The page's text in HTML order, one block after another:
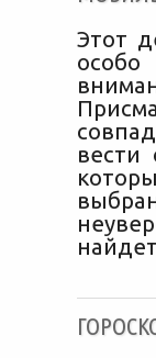
Этот
вести